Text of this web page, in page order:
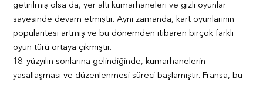
getirilmiş olsa da, yer altı kumarhaneleri ve gizli oyunlar
sayesinde devam etmiştir. Aynı zamanda, kart oyunlarının
popülaritesi artmış ve bu dönemden itibaren birçok farklı
oyun türü ortaya çıkmıştır.
18. yüzyılın sonlarına gelindiğinde, kumarhanelerin
yasallaşması ve düzenlenmesi süreci başlamıştır. Fransa, bu